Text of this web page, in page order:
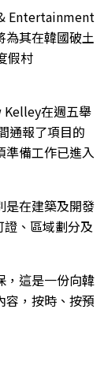
Entertainment
為其在韓國破土
假村
Kelley在週五舉
通報了項目的
準備工作已進入
是在建築及開發
、區域劃分及
，這是一份向韓
容，按時、按預